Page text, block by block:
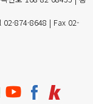
02-874-8648 | Fax 02-